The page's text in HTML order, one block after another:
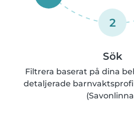
2
Sök
Filtrera baserat på dina
detaljerade